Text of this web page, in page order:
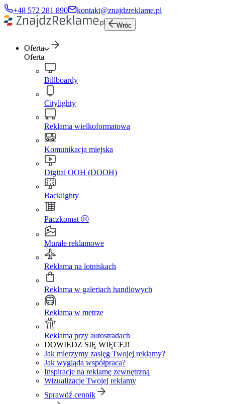
+48 572 281 890 kontakt@znajdzreklame.pl
Wróc
Oferta
Oferta
Billboardy
Citylighty
Reklama wielkoformatowa
Komunikacja miejska
Digital OOH (DOOH)
Backlighty
Paczkomat Ⓡ
Murale reklamowe
Reklama na lotniskach
Reklama w galeriach handlowych
Reklama w metrze
Reklama przy autostradach
DOWIEDZ SIĘ WIĘCEJ!
Jak mierzymy zasięg Twojej reklamy?
Jak wygląda współpraca?
Inspiracje na reklamę zewnętrzną
Wizualizacje Twojej reklamy
Sprawdź cennik